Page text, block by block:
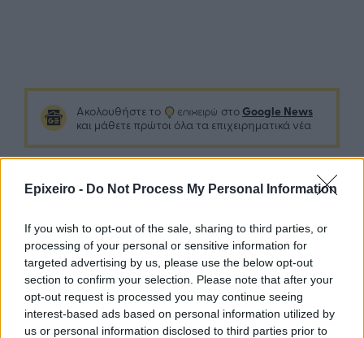
Epixeiro - Do Not Process My Personal Information
If you wish to opt-out of the sale, sharing to third parties, or
processing of your personal or sensitive information for
targeted advertising by us, please use the below opt-out
section to confirm your selection. Please note that after your
opt-out request is processed you may continue seeing
interest-based ads based on personal information utilized by
us or personal information disclosed to third parties prior to
Ακολουθήστε το στο Google News
και μάθετε πρώτοι όλα τα επιχειρηματικά νέα
Δείτε όλες τις τελευταίες επιχειρηματικές
Σχολιάστε